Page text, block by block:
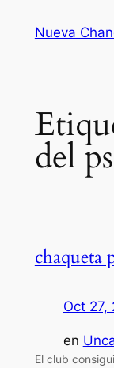
Nueva
del
chaqueta
Oct 27,
en
El club